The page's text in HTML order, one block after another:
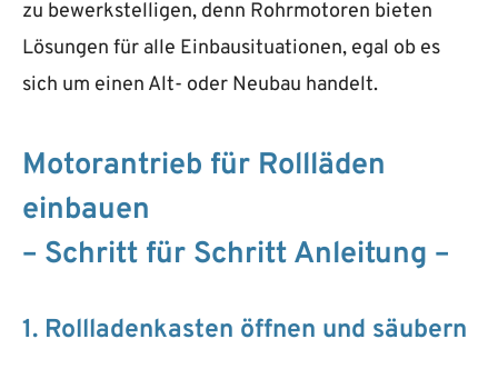
zu bewerkstelligen, denn Rohrmotoren bieten
Lösungen für alle Einbausituationen, egal ob es
sich um einen Alt- oder Neubau handelt.
Motorantrieb für Rollläden
einbauen
– Schritt für Schritt Anleitung –
1. Rollladenkasten öffnen und säubern